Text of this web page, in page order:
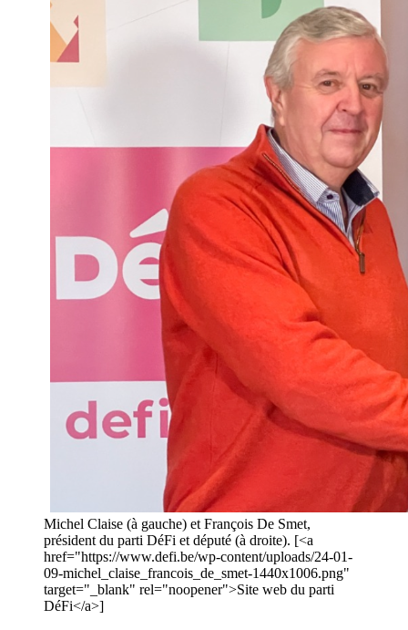
Michel Claise (à gauche) et François De Smet,
président du parti DéFi et député (à droite). [<a
href="https://www.defi.be/wp-content/uploads/24-01-
09-michel_claise_francois_de_smet-1440x1006.png"
target="_blank" rel="noopener">Site web du parti
DéFi</a>]